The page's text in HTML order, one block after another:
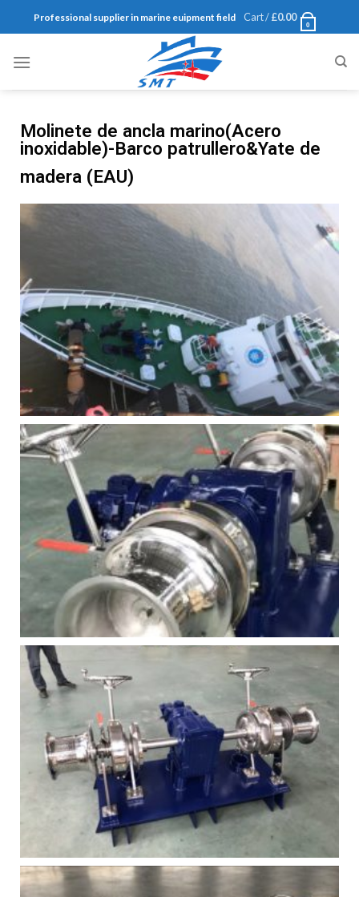
Professional supplier in marine euipment field Cart /£0.00
0
Molinete de ancla marino(Acero
inoxidable)-Barco patrullero&Yate de
madera (EAU)